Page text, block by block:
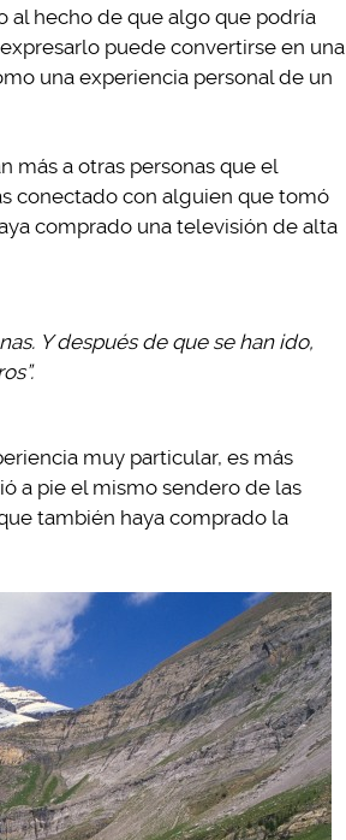
al hecho de que algo que podría
puede convertirse en una
una experiencia personal de un
más a otras personas que el
conectado con alguien que tomó
comprado una televisión de alta
Y después de que se han ido,
muy particular, es más
a pie el mismo sendero de las
también haya comprado la